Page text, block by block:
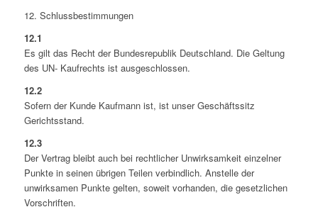
12. Schlussbestimmungen
12.1
Es gilt das Recht der Bundesrepublik Deutschland. Die Geltung
des UN- Kaufrechts ist ausgeschlossen.
12.2
Sofern der Kunde Kaufmann ist, ist unser Geschäftssitz
Gerichtsstand.
12.3
Der Vertrag bleibt auch bei rechtlicher Unwirksamkeit einzelner
Punkte in seinen übrigen Teilen verbindlich. Anstelle der
unwirksamen Punkte gelten, soweit vorhanden, die gesetzlichen
Vorschriften.